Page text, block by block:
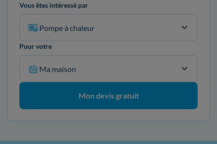
Vous êtes intéressé par
Pompe à chaleur
Pour votre
Ma maison
Mon devis gratuit